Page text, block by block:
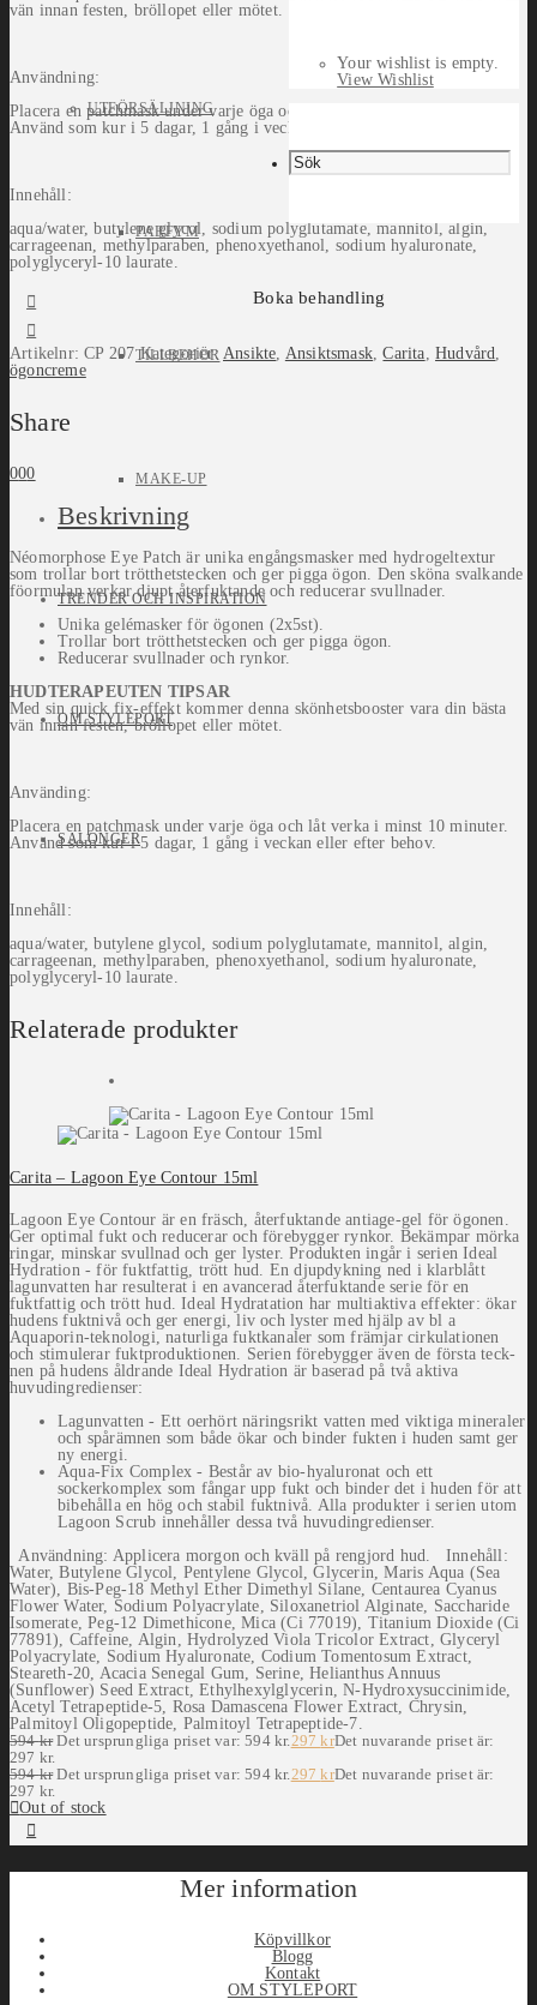
UTFÖRSÄLJNING
PARFYM
TILLBEHÖR
MAKE-UP
TRENDER OCH INSPIRATION
OM STYLEPORT
SALONGER
Your wishlist is empty.
View Wishlist
Boka behandling
vän innan festen, bröllopet eller mötet.
Användning:
Placera en patchmask under varje öga och låt verka i minst 10 minuter.
Använd som kur i 5 dagar, 1 gång i veckan eller efter behov.
Innehåll:
aqua/water, butylene glycol, sodium polyglutamate, mannitol, algin,
carrageenan, methylparaben, phenoxyethanol, sodium hyaluronate,
polyglyceryl-10 laurate.
Artikelnr:CP 207 Kategorier:Ansikte, Ansiktsmask,Carita,Hudvård,
ögoncreme
Share
000
Beskrivning
Néomorphose Eye Patch är unika engångsmasker med hydrogeltextur
som trollar bort trötthetstecken och ger pigga ögon. Den sköna svalkande
föormulan verkar djupt återfuktande och reducerar svullnader.
Unika gelémasker för ögonen (2x5st).
Trollar bort trötthetstecken och ger pigga ögon.
Reducerar svullnader och rynkor.
HUDTERAPEUTEN TIPSAR
Med sin quick fix-effekt kommer denna skönhetsbooster vara din bästa
vän innan festen, bröllopet eller mötet.
Använding:
Placera en patchmask under varje öga och låt verka i minst 10 minuter.
Använd som kur i 5 dagar, 1 gång i veckan eller efter behov.
Innehåll:
aqua/water, butylene glycol, sodium polyglutamate, mannitol, algin,
carrageenan, methylparaben, phenoxyethanol, sodium hyaluronate,
polyglyceryl-10 laurate.
Relaterade produkter
Carita – Lagoon Eye Contour 15ml
Lagoon Eye Contour är en fräsch, återfuktande antiage-gel för ögonen.
Ger optimal fukt och reducerar och förebygger rynkor. Bekämpar mörka
ringar, minskar svullnad och ger lyster. Produkten ingår i serien Ideal
Hydration - för fuktfattig, trött hud. En djupdykning ned i klarblått
lagunvatten har resulterat i en avancerad återfuktande serie för en
fuktfattig och trött hud. Ideal Hydratation har multiaktiva effekter: ökar
hudens fuktnivå och ger energi, liv och lyster med hjälp av bl a
Aquaporin-teknologi, naturliga fuktkanaler som främjar cirkulationen
och stimulerar fuktproduktionen. Serien förebygger även de första teck­
nen på hudens åldrande Ideal Hydration är baserad på två aktiva
huvudingredienser:
Lagunvatten - Ett oerhört näringsrikt vatten med viktiga mineraler
och spårämnen som både ökar och binder fukten i huden samt ger
ny energi.
Aqua-Fix Complex - Består av bio-hyaluronat och ett
sockerkomplex som fångar upp fukt och binder det i huden för att
bibehålla en hög och stabil fuktnivå. Alla produkter i serien utom
Lagoon Scrub innehåller dessa två huvudingredienser.
Användning: Applicera morgon och kväll på rengjord hud. Innehåll:
Water, Butylene Glycol, Pentylene Glycol, Glycerin, Maris Aqua (Sea
Water), Bis-Peg-18 Methyl Ether Dimethyl Silane, Centaurea Cyanus
Flower Water, Sodium Polyacrylate, Siloxanetriol Alginate, Saccharide
Isomerate, Peg-12 Dimethicone, Mica (Ci 77019), Titanium Dioxide (Ci
77891), Caffeine, Algin, Hydrolyzed Viola Tricolor Extract, Glyceryl
Polyacrylate, Sodium Hyaluronate, Codium Tomentosum Extract,
Steareth-20, Acacia Senegal Gum, Serine, Helianthus Annuus
(Sunflower) Seed Extract, Ethylhexylglycerin, N-Hydroxysuccinimide,
Acetyl Tetrapeptide-5, Rosa Damascena Flower Extract, Chrysin,
Palmitoyl Oligopeptide, Palmitoyl Tetrapeptide-7.
594kr Det ursprungliga priset var: 594 kr.297krDet nuvarande priset är:
297 kr.
594kr Det ursprungliga priset var: 594 kr.297krDet nuvarande priset är:
297 kr.
Out of stock
Mer information
Köpvillkor
Blogg
Kontakt
OM STYLEPORT